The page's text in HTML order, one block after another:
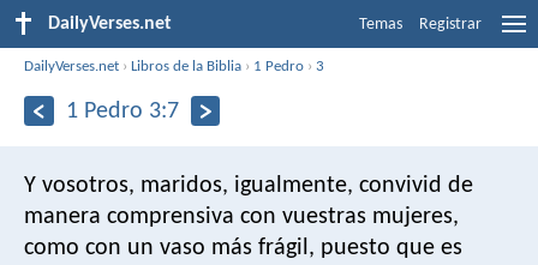
DailyVerses.net Temas Registrar
DailyVerses.net ›Libros de la Biblia › 1 Pedro ›3
1 Pedro 3:7
Y vosotros, maridos, igualmente, convivid de
manera comprensiva con vuestras mujeres,
como con un vaso más frágil, puesto que es